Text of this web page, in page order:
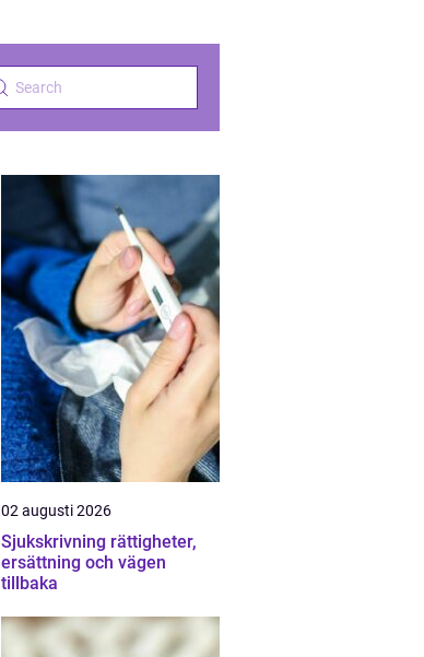
02 augusti 2026
Sjukskrivning rättigheter,
ersättning och vägen
tillbaka